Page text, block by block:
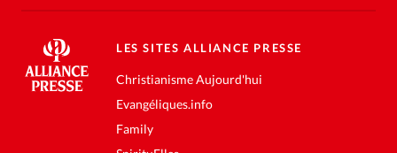
LES SITES ALLIANCE PRESSE
Christianisme Aujourd'hui
Evangéliques.info
Family